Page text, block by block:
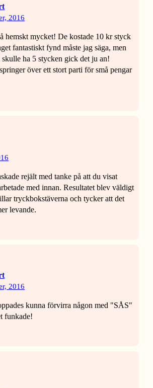
2016
hemskt mycket! De kostade 10 kr styck
fantastiskt fynd måste jag säga, men
skulle ha 5 stycken gick det ju an!
över ett stort parti för små pengar
rejält med tanke på att du visat
med innan. Resultatet blev väldigt
tryckbokstäverna och tycker att det
levande.
2016
kunna förvirra någon med "SÅS"
funkade!